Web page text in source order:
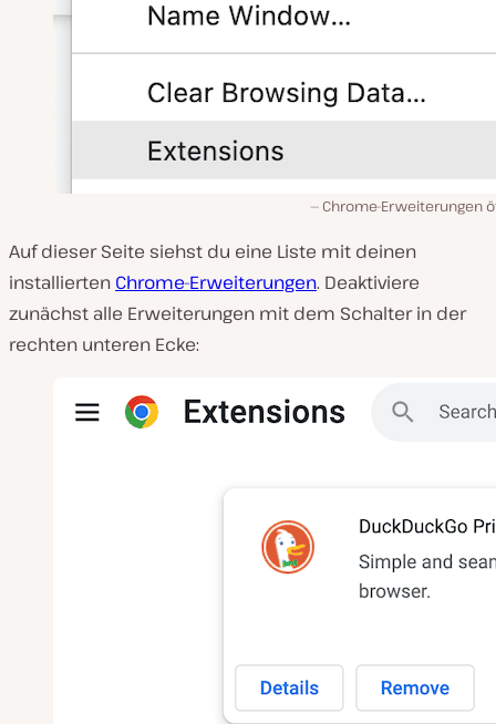
Chrome-Erweiterungen
Auf dieser Seite siehst du eine Liste mit deinen
installierten Chrome-Erweiterungen. Deaktiviere
zunächst alle Erweiterungen mit dem Schalter in der
rechten unteren Ecke: